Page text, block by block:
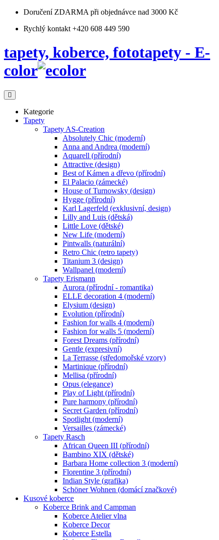
Doručení ZDARMA při objednávce nad 3000 Kč
Rychlý kontakt +420 608 449 590
tapety, koberce, fototapety - E-
color
Kategorie
Tapety
Tapety AS-Creation
Absolutely Chic (moderní)
Anna and Andrea (moderní)
Aquarell (přírodní)
Attractive (design)
Best of Kámen a dřevo (přírodní)
El Palacio (zámecké)
House of Turnowsky (design)
Hygge (přírodní)
Karl Lagerfeld (exklusivní, design)
Lilly and Luis (dětská)
Little Love (dětské)
New Life (moderní)
Pintwalls (naturální)
Retro Chic (retro tapety)
Titanium 3 (design)
Wallpanel (moderní)
Tapety Erismann
Aurora (přírodní - romantika)
ELLE decoration 4 (moderní)
Elysium (design)
Evolution (přírodní)
Fashion for walls 4 (moderní)
Fashion for walls 5 (moderní)
Forest Dreams (přírodní)
Gentle (expresivní)
La Terrasse (středomořské vzory)
Martinique (přírodní)
Mellisa (přírodní)
Opus (elegance)
Play of Light (přírodní)
Pure harmony (přírodní)
Secret Garden (přírodní)
Spotlight (moderní)
Versailles (zámecké)
Tapety Rasch
African Queen III (přírodní)
Bambino XIX (dětské)
Barbara Home collection 3 (moderní)
Florentine 3 (přírodní)
Indian Style (grafika)
Schöner Wohnen (domácí značkové)
Kusové koberce
Koberce Brink and Campman
Koberce Atelier vlna
Koberce Decor
Koberce Estella